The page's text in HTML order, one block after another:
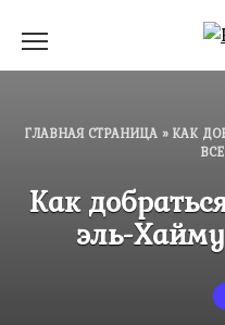
содержанию
ГЛАВНАЯ СТРАНИЦА» КАК
Как
эль-